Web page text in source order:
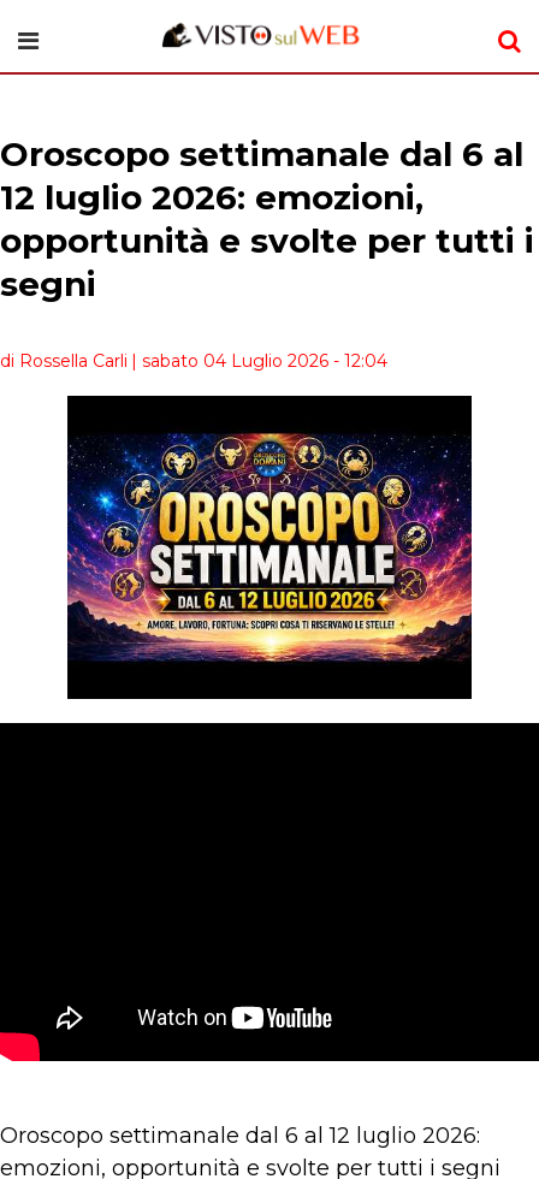
Oroscopo settimanale dal 6 al
12 luglio 2026: emozioni,
opportunità e svolte per tutti i
segni
di Rossella Carli | sabato 04 Luglio 2026 - 12:04
Oroscopo settimanale dal 6 al 12 luglio 2026:
emozioni, opportunità e svolte per tutti i segni